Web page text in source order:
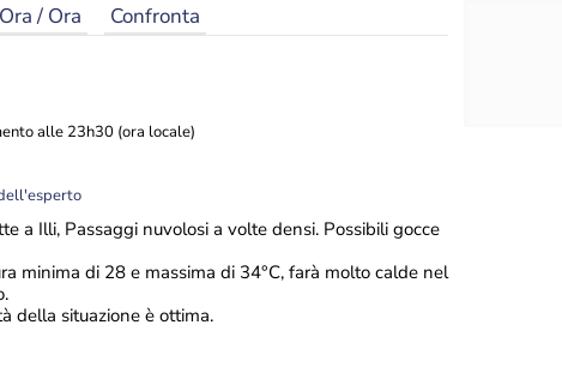
Ora / Ora Confronta
alle 23h30 (ora locale)
a Illi, Passaggi nuvolosi a volte densi. Possibili gocce
minima di 28 e massima di 34°C, farà molto calde nel
della situazione è ottima.